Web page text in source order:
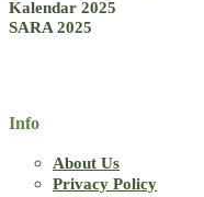
Kalendar 2025
SARA 2025
Info
About Us
Privacy Policy